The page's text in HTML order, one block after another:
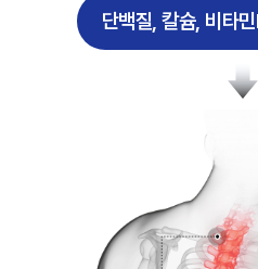
단백질, 칼슘, 비타